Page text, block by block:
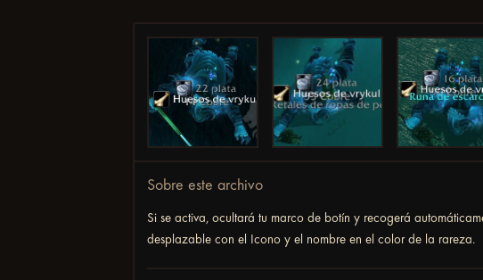
Sobre este archivo
Si se activa, ocultará tu marco de botín y recogerá
desplazable con el Icono y el nombre en el color de la rareza.